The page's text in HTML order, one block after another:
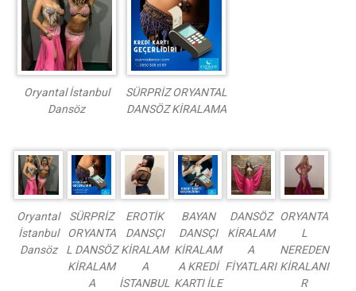
Oryantal İstanbul
Dansöz
SÜRPRİZ ORYANTAL
DANSÖZ KİRALAMA
Oryantal
İstanbul
Dansöz
SÜRPRİZ
ORYANTA
L DANSÖZ
KİRALAM
A
EROTİK
DANSÇI
KİRALAM
A
İSTANBUL
BAYAN
DANSÇI
KİRALAM
A KREDİ
KARTI İLE
DANSÖZ
KİRALAM
A
FİYATLARI
ORYANTA
L
NEREDEN
KİRALANI
R